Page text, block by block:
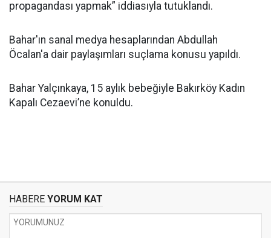
propagandası yapmak” iddiasıyla tutuklandı.
Bahar'ın sanal medya hesaplarından Abdullah
Öcalan'a dair paylaşımları suçlama konusu yapıldı.
Bahar Yalçınkaya, 15 aylık bebeğiyle Bakırköy Kadın
Kapalı Cezaevi’ne konuldu.
HABERE YORUM KAT